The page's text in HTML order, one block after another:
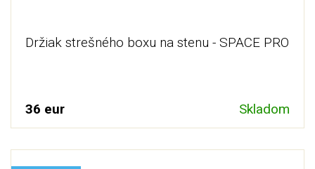
Držiak strešného boxu na stenu - SPACE PRO
36 eur Skladom